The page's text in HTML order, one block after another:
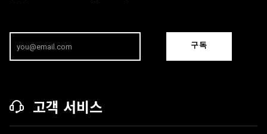
구독
고객 서비스